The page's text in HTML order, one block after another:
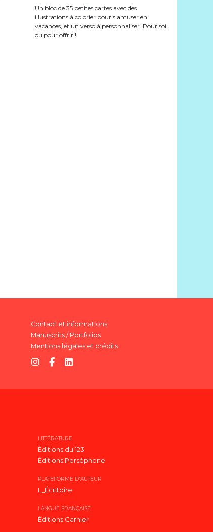
Un bloc de 35 petites cartes avec des
illustrations à colorier pour s'amuser en
vacances, et un verso à personnaliser. Pour soi
ou pour offrir !
Contact et informations
Manuscrits / Portfolios
Mentions légales et crédits
LITTÉRATURE
Éditions du 123
Éditions Perséphone
PLATEFORME D'AUTEUR
L_Écritoire
LANGUE FRANÇAISE
Éditions Garnier